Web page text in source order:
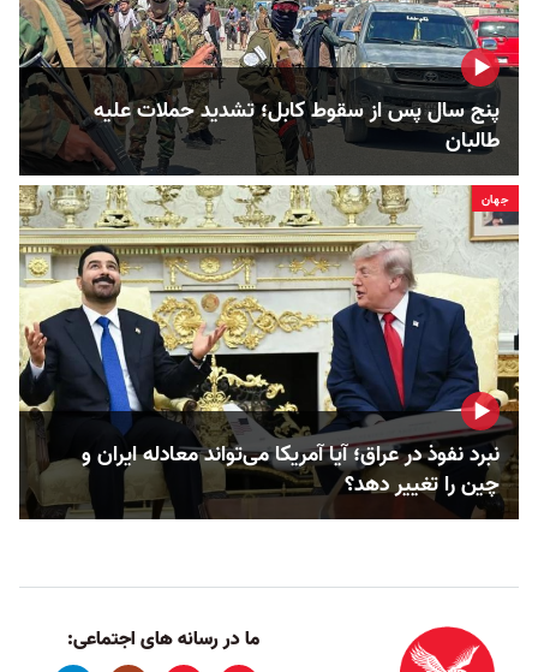
پنج سال پس از سقوط کابل؛ تشدید حملات علیه
طالبان
جهان
نبرد نفوذ در عراق؛ آیا آمریکا می‌تواند معادله ایران و
چین را تغییر دهد؟
ما در رسانه های اجتماعی: